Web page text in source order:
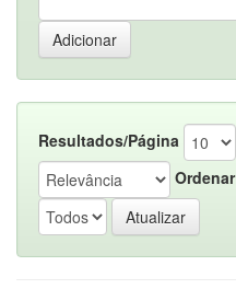
Resultados/Página
Ordenar